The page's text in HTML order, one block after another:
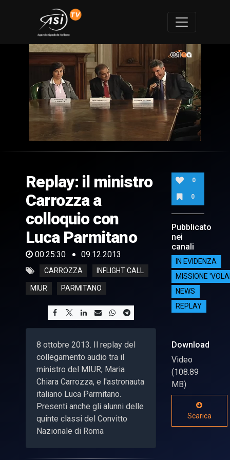
of
30
seconds
Replay: il ministro
Carrozza a
colloquio con
Luca Parmitano
00:25:30 09.12.2013
CARROZZA INFLIGHT CALL
MIUR PARMITANO
8 ottobre 2013. Il replay del
collegamento audio tra il
ministro del MIUR, Maria
Chiara Carrozza, e l'astronauta
italiano Luca Parmitano.
Presenti anche gli alunni delle
quinte classi del Convitto
Nazionale di Roma
0
0
Pubblicato
nei
canali
IN EVIDENZA
MISSIONE
NEWS
REPLAY
Download
Video
(108.89
MB)
Scarica